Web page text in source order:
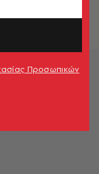
Προσωπικών